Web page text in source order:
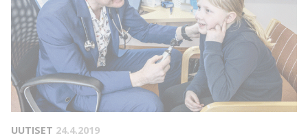
UUTISET 24.4.2019